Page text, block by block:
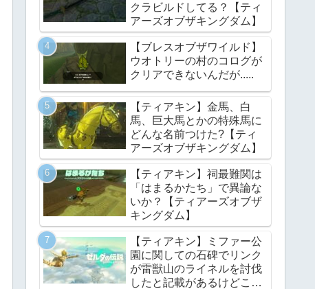
クラビルドしてる？【ティ
アーズオブザキングダム】
【ブレスオブザワイルド】
ウオトリーの村のコログが
クリアできないんだが.....
【ティアキン】金馬、白
馬、巨大馬とかの特殊馬に
どんな名前つけた?【ティ
アーズオブザキングダム】
【ティアキン】祠最難関は
「はまるかたち」で異論な
いか？【ティアーズオブザ
キングダム】
【ティアキン】ミファー公
園に関しての石碑でリンク
が雷獣山のライネルを討伐
したと記載があるけどこれ